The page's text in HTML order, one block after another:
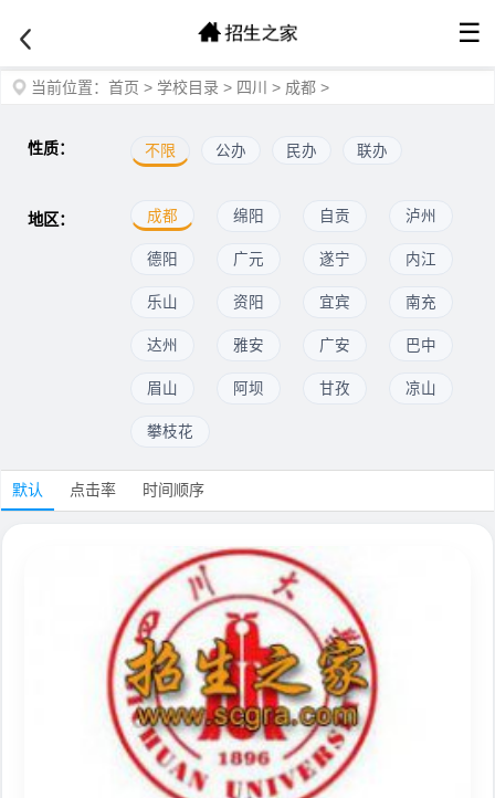
☰
当前位置： 首页 > 学校目录 > 四川 > 成都 >
性质： 不限 公办 民办 联办
地区： 成都 绵阳 自贡 泸州
德阳 广元 遂宁 内江
乐山 资阳 宜宾 南充
达州 雅安 广安 巴中
眉山 阿坝 甘孜 凉山
攀枝花
默认 点击率 时间顺序